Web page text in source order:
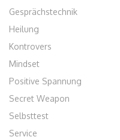
Gesprächstechnik
Heilung
Kontrovers
Mindset
Positive Spannung
Secret Weapon
Selbsttest
Service